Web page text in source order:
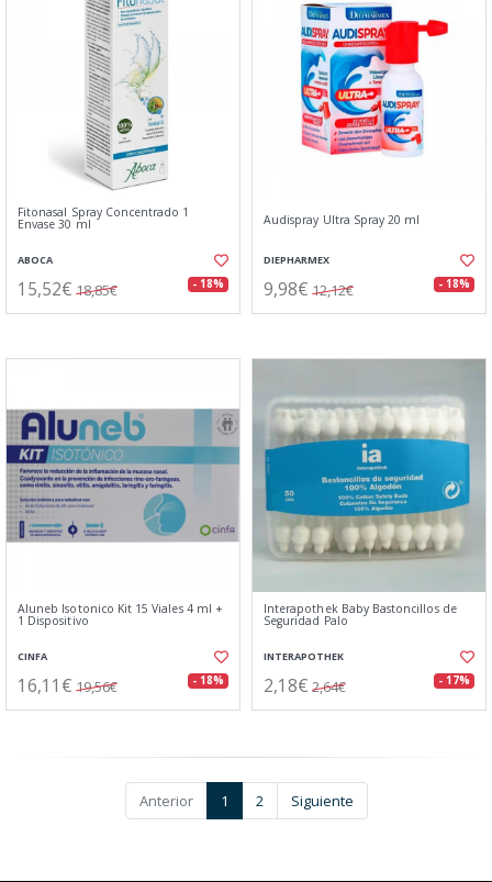
Fitonasal Spray Concentrado 1
Envase 30 ml
ABOCA
15,52€ 18,85€ - 18%
Audispray Ultra Spray 20 ml
DIEPHARMEX
9,98€ 12,12€ - 18%
Aluneb Isotonico Kit 15 Viales 4 ml +
1 Dispositivo
CINFA
16,11€ 19,56€ - 18%
Interapothek Baby Bastoncillos de
Seguridad Palo
INTERAPOTHEK
2,18€ 2,64€ - 17%
Anterior 1 2 Siguiente